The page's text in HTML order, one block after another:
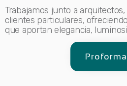
Trabajamos junto a
clientes particulares,
que aportan elegancia,